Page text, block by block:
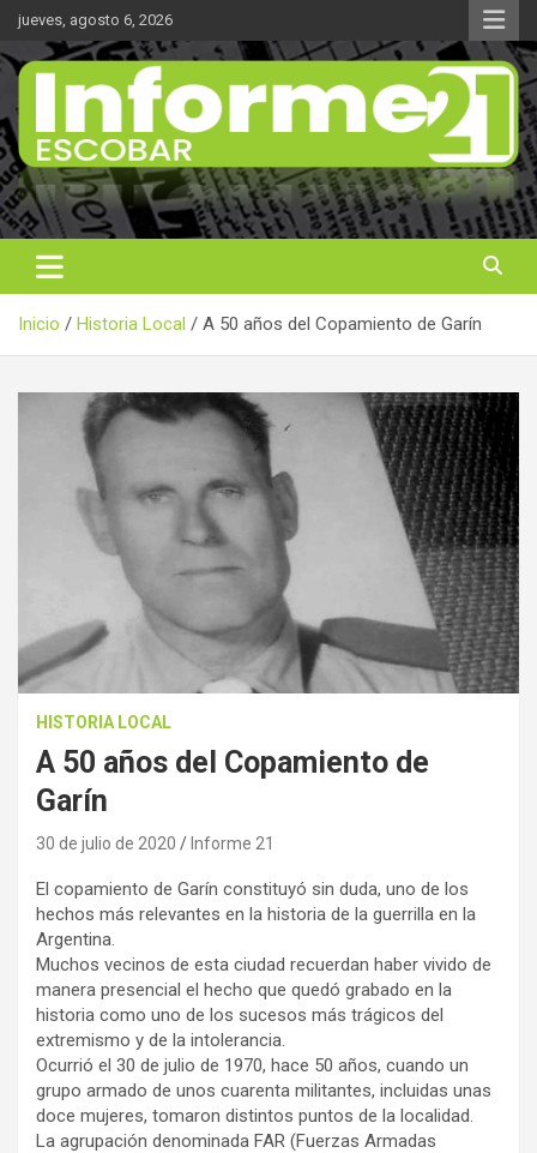
Saltar
contenido
jueves, agosto 6, 2026
Informe 21
Noticas reales
Inicio Historia Local A 50 años del Copamiento de Garín
HISTORIA LOCAL
A 50 años del Copamiento de
Garín
30 de julio de 2020 Informe 21
El copamiento de Garín constituyó sin duda, uno de los
hechos más relevantes en la historia de la guerrilla en la
Argentina.
Muchos vecinos de esta ciudad recuerdan haber vivido de
manera presencial el hecho que quedó grabado en la
historia como uno de los sucesos más trágicos del
extremismo y de la intolerancia.
Ocurrió el 30 de julio de 1970, hace 50 años, cuando un
grupo armado de unos cuarenta militantes, incluidas unas
doce mujeres, tomaron distintos puntos de la localidad.
La agrupación denominada FAR (Fuerzas Armadas